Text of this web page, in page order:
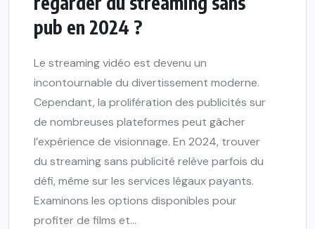
pub en 2024 ?
Le streaming vidéo est devenu un
incontournable du divertissement moderne.
Cependant, la prolifération des publicités sur
de nombreuses plateformes peut gâcher
l’expérience de visionnage. En 2024, trouver
du streaming sans publicité relève parfois du
défi, même sur les services légaux payants.
Examinons les options disponibles pour
profiter de films et...